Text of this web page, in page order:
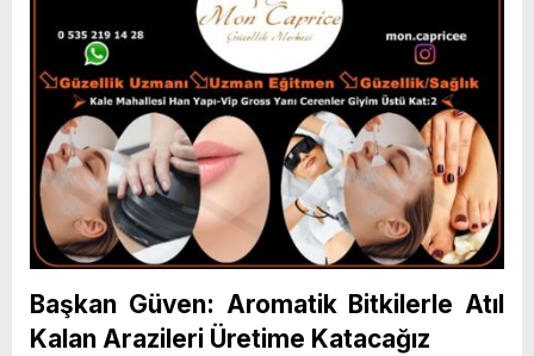
Başkan Güven: Aromatik Bitkilerle Atıl
Kalan Arazileri Üretime Katacağız